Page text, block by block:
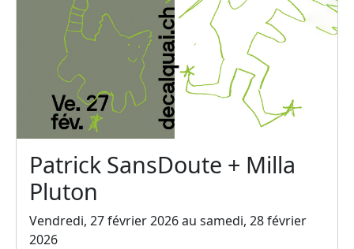
Patrick SansDoute + Milla
Pluton
Vendredi, 27 février 2026 au samedi, 28 février
2026